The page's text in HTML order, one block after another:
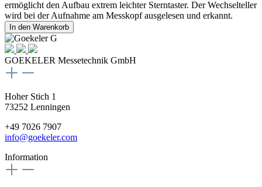
ermöglicht den Aufbau extrem leichter Sterntaster. Der Wechselteller
wird bei der Aufnahme am Messkopf ausgelesen und erkannt.
In den Warenkorb
GOEKELER Messetechnik GmbH
Hoher Stich 1
73252 Lenningen
+49 7026 7907
info@goekeler.com
Information